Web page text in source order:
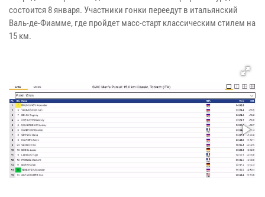
состоится 8 января. Участники гонки переедут в итальянский
Валь-де-Фиамме, где пройдет масс-старт классическим стилем на
15 км.